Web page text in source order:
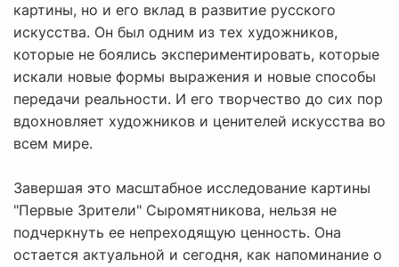
картины, но и его вклад в развитие русского
искусства. Он был одним из тех художников,
которые не боялись экспериментировать, которые
искали новые формы выражения и новые способы
передачи реальности. И его творчество до сих пор
вдохновляет художников и ценителей искусства во
всем мире.
Завершая это масштабное исследование картины
"Первые Зрители" Сыромятникова, нельзя не
подчеркнуть ее непреходящую ценность. Она
остается актуальной и сегодня, как напоминание о